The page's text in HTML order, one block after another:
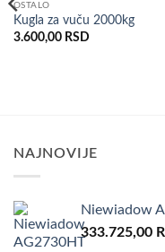
OSTALO
Kugla za vuču 2000kg
3.600,00 RSD
NAJNOVIJE
Niewiadow
333.725,00